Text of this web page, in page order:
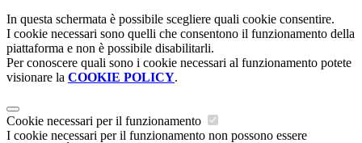
In questa schermata è possibile scegliere quali cookie consentire.
I cookie necessari sono quelli che consentono il funzionamento della
piattaforma e non è possibile disabilitarli.
Per conoscere quali sono i cookie necessari al funzionamento potete
visionare la COOKIE POLICY.
Cookie necessari per il funzionamento
I cookie necessari per il funzionamento non possono essere